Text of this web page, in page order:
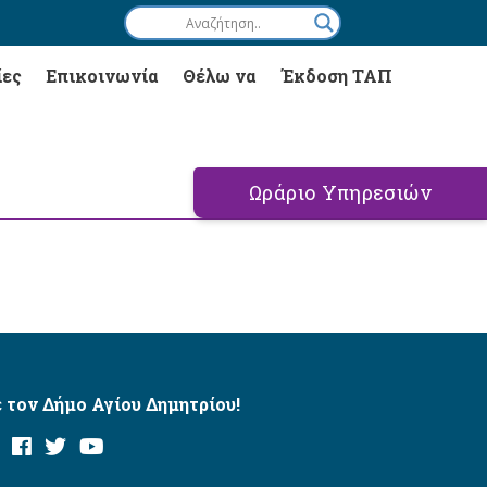
Επικοινωνία Θέλω να Έκδοση ΤΑΠ
Ωράριο Υπηρεσιών
τον Δήμο Αγίου Δημητρίου!